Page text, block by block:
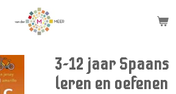
3-12 jaar Spaans
leren en oefenen